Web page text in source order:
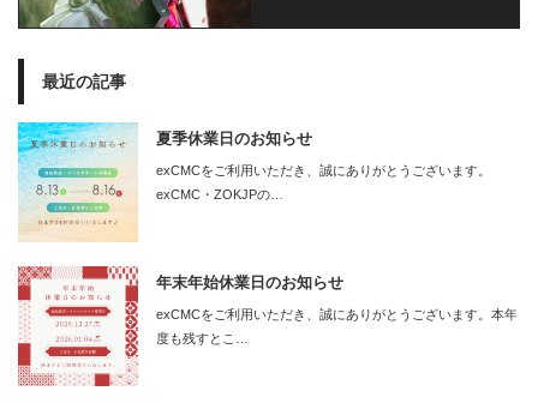
最近の記事
夏季休業日のお知らせ
exCMCをご利用いただき、誠にありがとうございます。
exCMC・ZOKJPの…
年末年始休業日のお知らせ
exCMCをご利用いただき、誠にありがとうございます。本年
度も残すとこ…